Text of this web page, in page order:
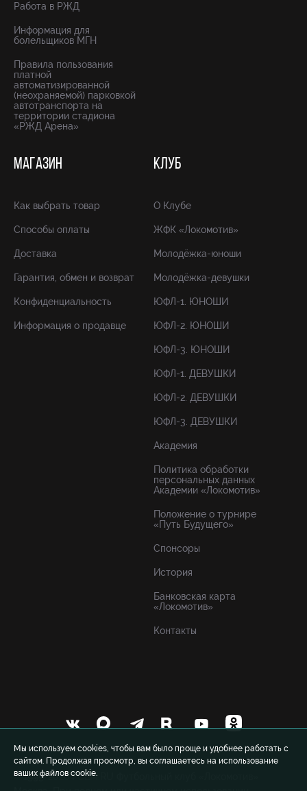
Мы используем cookies, чтобы вам было проще и удобнее работать с
сайтом. Продолжая просмотр, вы соглашаетесь на использование
ваших файлов cookie.
Работа в РЖД
Информация для
болельщиков МГН
Правила пользования
платной
автоматизированной
(неохраняемой) парковкой
автотранспорта на
территории стадиона
«РЖД Арена»
МАГАЗИН
Как выбрать товар
Способы оплаты
Доставка
Гарантия, обмен и возврат
Конфиденциальность
Информация о продавце
КЛУБ
О Клубе
ЖФК «Локомотив»
Молодёжка-юноши
Молодёжка-девушки
ЮФЛ-1. ЮНОШИ
ЮФЛ-2. ЮНОШИ
ЮФЛ-3. ЮНОШИ
ЮФЛ-1. ДЕВУШКИ
ЮФЛ-2. ДЕВУШКИ
ЮФЛ-3. ДЕВУШКИ
Академия
Политика обработки
персональных данных
Академии «Локомотив»
Положение о турнире
«Путь Будущего»
Спонсоры
История
Банковская карта
«Локомотив»
Контакты
© 1999-2026 FCLM.RU Футбольный клуб «Локомотив»